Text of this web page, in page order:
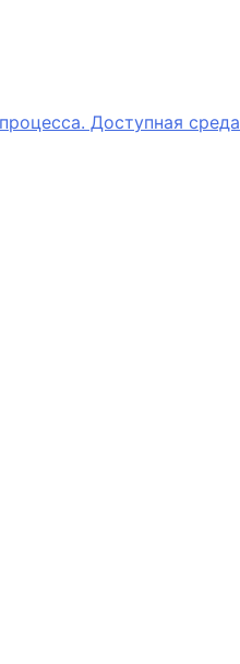
Доступная среда